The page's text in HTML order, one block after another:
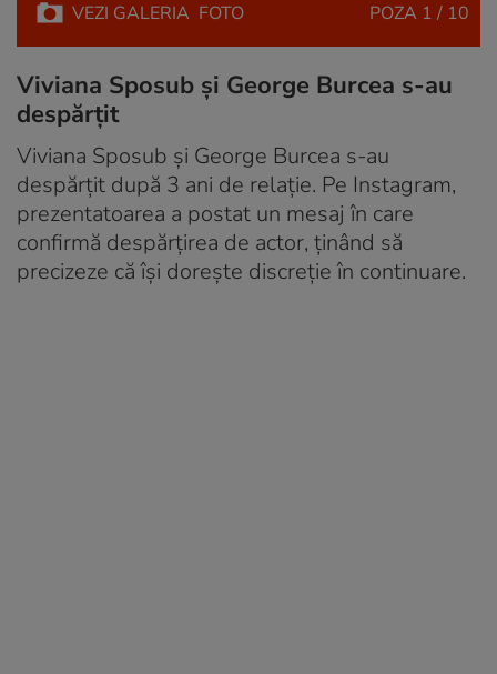
VEZI GALERIA FOTO POZA 1 / 10
Viviana Sposub și George Burcea s-au
despărțit
Viviana Sposub și George Burcea s-au
despărțit după 3 ani de relație. Pe Instagram,
prezentatoarea a postat un mesaj în care
confirmă despărțirea de actor, ținând să
precizeze că își dorește discreție în continuare.